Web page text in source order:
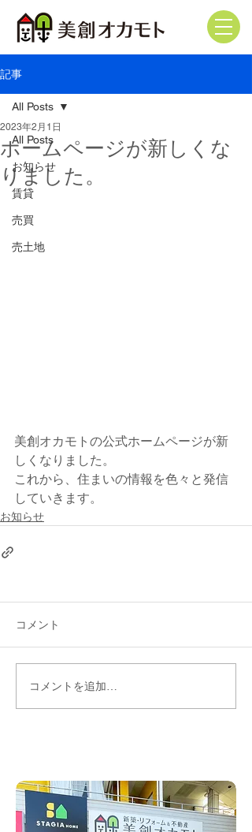
記事
All Posts
お知らせ
賃貸
売買
売土地
All Posts
ホームページが新しくな
りました。
2023年2月1日
美創オカモトの公式ホームページが新
しくなりました。
これから、住まいの情報を色々と発信
していきます。
お知らせ
コメント
コメントを追加…